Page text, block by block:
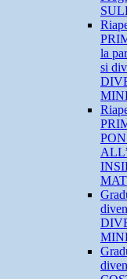
la
si